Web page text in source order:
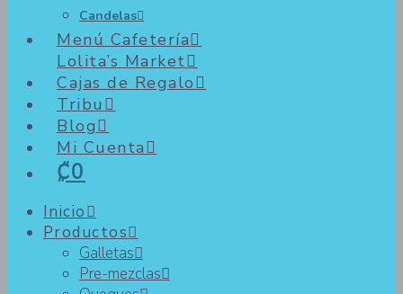
Candelas
Menú Cafetería
Lolita’s Market
Cajas de Regalo
Tribu
Blog
Mi Cuenta
₡0
Inicio
Productos
Galletas
Pre-mezclas